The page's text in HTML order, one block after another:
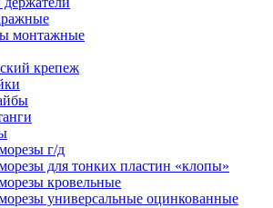
монтажные
крепеж
г/д
для тонких пластин «клопы»
кровельные
универсальные оцинкованные